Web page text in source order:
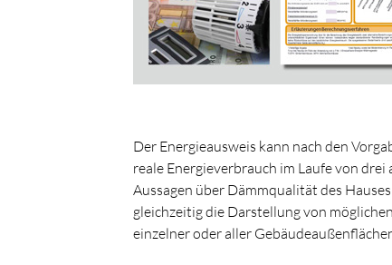
Der Energieausweis kann nach den
reale Energieverbrauch im Laufe von
Aussagen über Dämmqualität des
gleichzeitig die Darstellung von
einzelner oder aller